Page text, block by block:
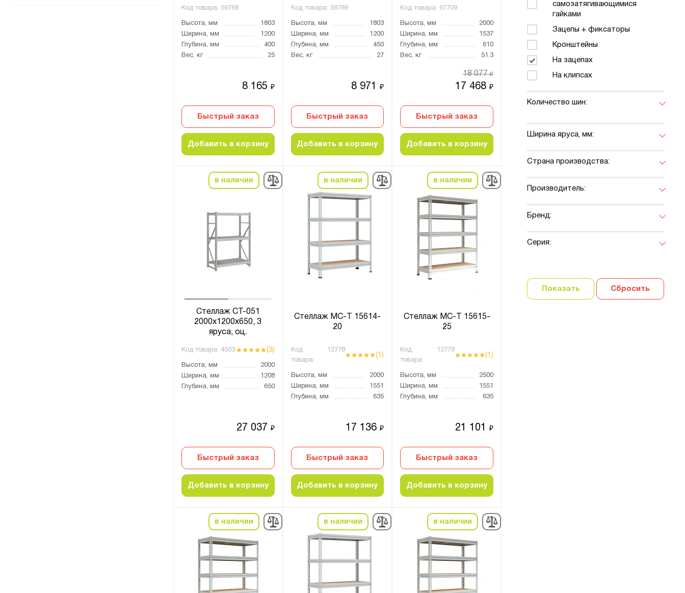
Код товара: 59768
Высота, мм
1803
Ширина, мм
1200
Глубина, мм
400
Вес, кг
25
8 165 ₽
Быстрый заказ
Добавить в корзину
Код товара: 59769
Высота, мм
1803
Ширина, мм
1200
Глубина, мм
450
Вес, кг
27
8 971₽
Быстрый заказ
Добавить в корзину
Код товара: 67709
Высота, мм
2000
Ширина, мм
1537
Глубина, мм
610
Вес, кг
51.3
17 468 ₽
18 077₽
Быстрый заказ
Добавить в корзину
в наличии
Стеллаж СТ-051
2000х1200х650, 3
яруса, оц.
Код товара: 4503 (3)
Высота, мм
2000
Ширина, мм
1208
Глубина, мм
650
27 037 ₽
Быстрый заказ
Добавить в корзину
в наличии
Стеллаж МС-Т 15614-
20
Код
товара:
12778
(1)
Высота, мм
2000
Ширина, мм
1551
Глубина, мм
635
17 136₽
Быстрый заказ
Добавить в корзину
в наличии
Стеллаж МС-Т 15615-
25
Код
товара:
12779
(1)
Высота, мм
2500
Ширина, мм
1551
Глубина, мм
635
21 101 ₽
Быстрый заказ
Добавить в корзину
в наличии в наличии в наличии
самозатягивающимися
гайками
Зацепы + фиксаторы
Кронштейны
На зацепах
На клипсах
Количество шин:
Ширина яруса, мм:
Страна производства:
Производитель:
Бренд:
Серия:
Показать Сбросить